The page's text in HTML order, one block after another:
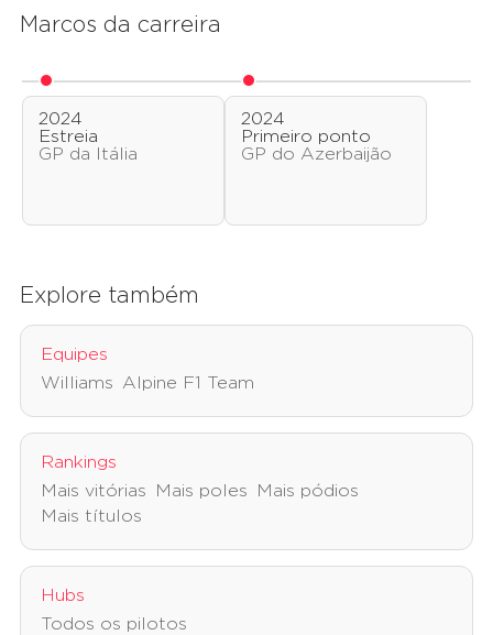
Marcos da carreira
2024
Estreia
GP da Itália
2024
Primeiro ponto
GP do Azerbaijão
Explore também
Equipes
Williams
Alpine F1 Team
Rankings
Mais vitórias
Mais poles
Mais pódios
Mais títulos
Hubs
Todos os pilotos